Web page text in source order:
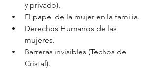
y privado).
El papel de la mujer en la familia.
Derechos Humanos de las
mujeres.
Barreras invisibles (Techos de
Cristal).